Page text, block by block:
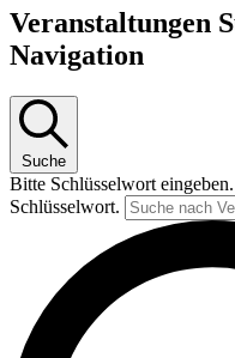
Veranstaltungen
Veranstaltungen
Navigation
Suche
Bitte Schlüsselwort
Schlüsselwort.